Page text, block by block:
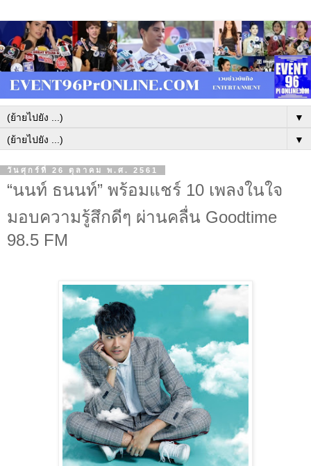
▼
▼
วันศุกร์ที่ 26 ตุลาคม พ.ศ. 2561
“นนท์ ธนนท์” พร้อมแชร์ 10 เพลงในใจ
มอบความรู้สึกดีๆ ผ่านคลื่น Goodtime
98.5 FM